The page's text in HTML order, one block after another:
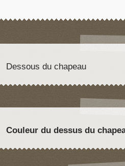
Dessous du chapeau
Couleur du dessus du